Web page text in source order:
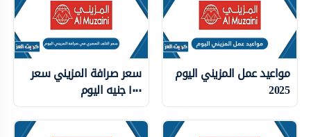
مواعيد عمل المزيني اليوم
2025
سعر صرافة المزيني سعر
١٠٠٠ جنيه اليوم